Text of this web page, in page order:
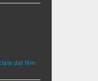
del film